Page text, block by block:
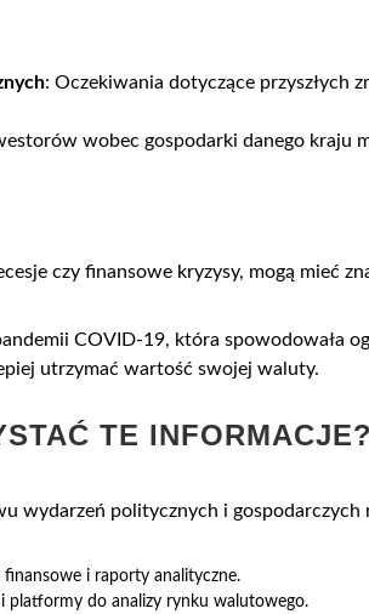
: Oczekiwania dotyczące przyszłych
wobec gospodarki danego kraju
czy finansowe kryzysy, mogą mieć
COVID-19, która spowodowała
utrzymać wartość swojej waluty.
TE INFORMACJE?
wydarzeń politycznych i
i raporty analityczne.
platformy do analizy rynku walutowego.